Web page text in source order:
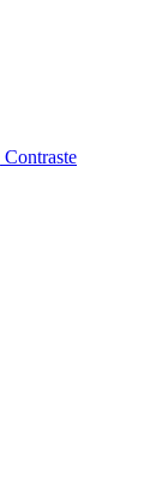
Contraste